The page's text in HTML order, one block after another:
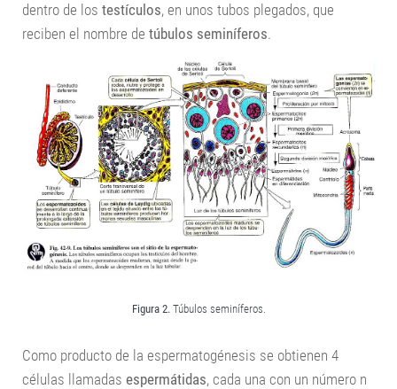
Sistema Reproductor Masculino
Desarrollo Embrionario
Funciones vitales
Salud
Nutrición
La célula
Genética
Ecología
dentro de los testículos, en unos tubos plegados, que
reciben el nombre de túbulos seminíferos.
Figura 2. Túbulos seminíferos.
Como producto de la espermatogénesis se obtienen 4
células llamadas espermátidas, cada una con un número n